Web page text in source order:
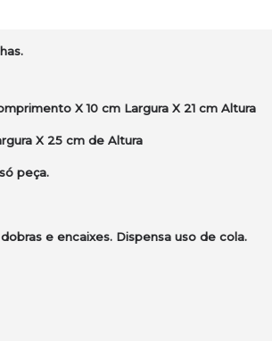
X 10 cm Largura X 21 cm Altura
X 25 cm de Altura
peça.
e encaixes. Dispensa uso de cola.